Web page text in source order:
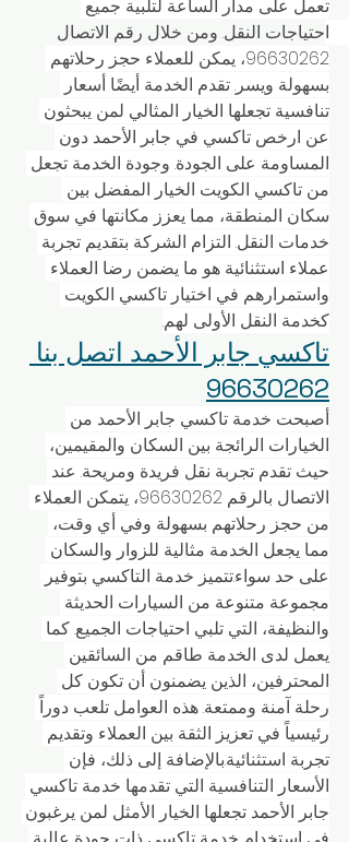
تعمل على مدار الساعة لتلبية جميع
احتياجات النقل. ومن خلال رقم الاتصال
96630262، يمكن للعملاء حجز رحلاتهم
بسهولة ويسر. تقدم الخدمة أيضًا أسعار
تنافسية تجعلها الخيار المثالي لمن يبحثون
عن ارخص تاكسي في جابر الأحمد دون
المساومة على الجودة. وجودة الخدمة تجعل
من تاكسي الكويت الخيار المفضل بين
سكان المنطقة، مما يعزز مكانتها في سوق
خدمات النقل. التزام الشركة بتقديم تجربة
عملاء استثنائية هو ما يضمن رضا العملاء
واستمرارهم في اختيار تاكسي الكويت
كخدمة النقل الأولى لهم.
تاكسي جابر الأحمد اتصل بنا
96630262
أصبحت خدمة تاكسي جابر الأحمد من
الخيارات الرائجة بين السكان والمقيمين،
حيث تقدم تجربة نقل فريدة ومريحة. عند
الاتصال بالرقم 96630262، يتمكن العملاء
من حجز رحلاتهم بسهولة وفي أي وقت،
مما يجعل الخدمة مثالية للزوار والسكان
على حد سواء.تتميز خدمة التاكسي بتوفير
مجموعة متنوعة من السيارات الحديثة
والنظيفة، التي تلبي احتياجات الجميع. كما
يعمل لدى الخدمة طاقم من السائقين
المحترفين، الذين يضمنون أن تكون كل
رحلة آمنة وممتعة. هذه العوامل تلعب دوراً
رئيسياً في تعزيز الثقة بين العملاء وتقديم
تجربة استثنائية.بالإضافة إلى ذلك، فإن
الأسعار التنافسية التي تقدمها خدمة تاكسي
جابر الأحمد تجعلها الخيار الأمثل لمن يرغبون